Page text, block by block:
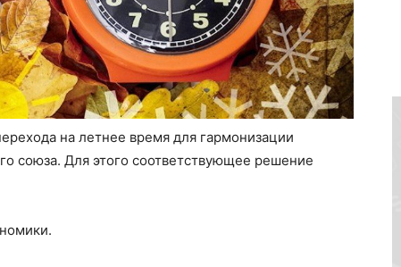
на летнее время для гармонизации
союза. Для этого соответствующее решение